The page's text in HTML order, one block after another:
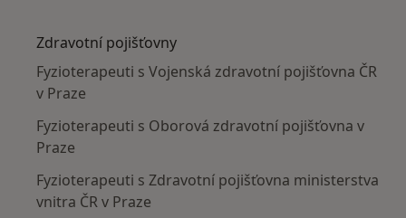
Zdravotní pojišťovny
Fyzioterapeuti s Vojenská zdravotní pojišťovna ČR
v Praze
Fyzioterapeuti s Oborová zdravotní pojišťovna v
Praze
Fyzioterapeuti s Zdravotní pojišťovna ministerstva
vnitra ČR v Praze